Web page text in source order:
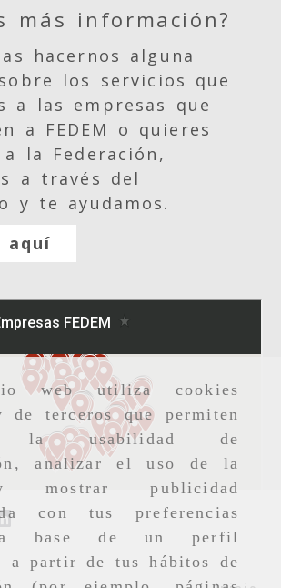
web utiliza cookies
de terceros que permiten
la usabilidad de
analizar el uso de la
publicidad
con tus preferencias
base de un perfil
a partir de tus hábitos de
más información?
hacernos alguna
los servicios que
a las empresas que
a FEDEM o quieres
la Federación,
a través del
y te ayudamos.
aquí